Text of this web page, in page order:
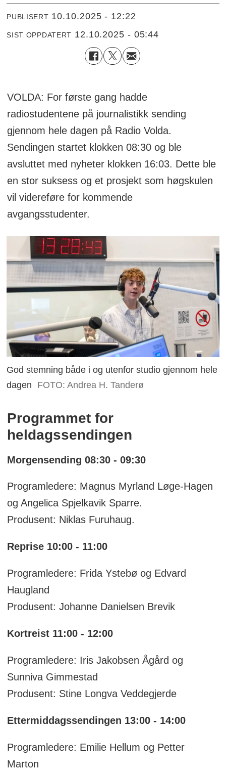
PUBLISERT 10.10.2025 - 12:22
SIST OPPDATERT 12.10.2025 - 05:44
VOLDA: For første gang hadde
radiostudentene på journalistikk sending
gjennom hele dagen på Radio Volda.
Sendingen startet klokken 08:30 og ble
avsluttet med nyheter klokken 16:03. Dette ble
en stor suksess og et prosjekt som høgskulen
vil videreføre for kommende
avgangsstudenter.
God stemning både i og utenfor studio gjennom hele
dagen
FOTO: Andrea H. Tanderø
Programmet for
heldagssendingen
Morgensending 08:30 - 09:30
Programledere: Magnus Myrland Løge-Hagen
og Angelica Spjelkavik Sparre.
Produsent: Niklas Furuhaug.
Reprise 10:00 - 11:00
Programledere: Frida Ystebø og Edvard
Haugland
Produsent: Johanne Danielsen Brevik
Kortreist 11:00 - 12:00
Programledere: Iris Jakobsen Ågård og
Sunniva Gimmestad
Produsent: Stine Longva Veddegjerde
Ettermiddagssendingen 13:00 - 14:00
Programledere: Emilie Hellum og Petter
Marton